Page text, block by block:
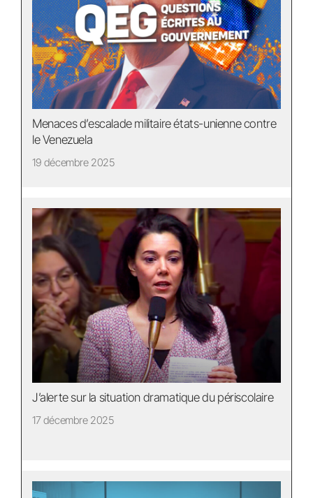
Menaces d’escalade militaire états-unienne contre
le Venezuela
19 décembre 2025
J’alerte sur la situation dramatique du périscolaire
17 décembre 2025